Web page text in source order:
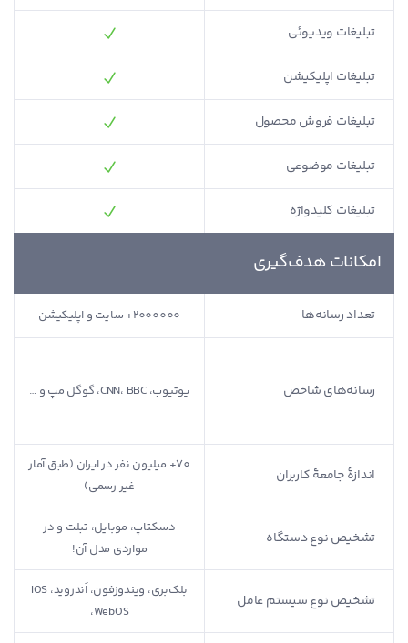
تبلیغات ویدیوئی
تبلیغات اپلیکیشن
تبلیغات فروش محصول
تبلیغات موضوعی
تبلیغات کلیدواژه
امکانات هدف‌گیری
تعداد رسانه‌ها
رسانه‌های شاخص
اندازۀ جامعۀ کاربران
تشخیص نوع دستگاه
تشخیص نوع سیستم عامل
100+ سایت
افکار نیوز، دکتر سلام و…
18+ میلیون (به ادعای سایت
سنجاق)
2000000+ سایت و اپلیکیشن
یوتیوب، CNN، BBC، گوگل مپ و …
70+ میلیون نفر در ایران (طبق آمار
غیر رسمی)
دسکتاپ، موبایل، تبلت و در
مواردی مدل آن!
بلک‌بری، ویندوزفون، اَندروید، IOS
،WebOS